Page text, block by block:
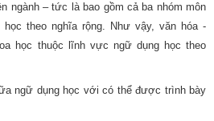
ngành – tức là bao gồm cả ba nhóm môn
học theo nghĩa rộng. Như vậy, văn hóa -
học thuộc lĩnh vực ngữ dụng học theo
ngữ dụng học với có thể được trình bày